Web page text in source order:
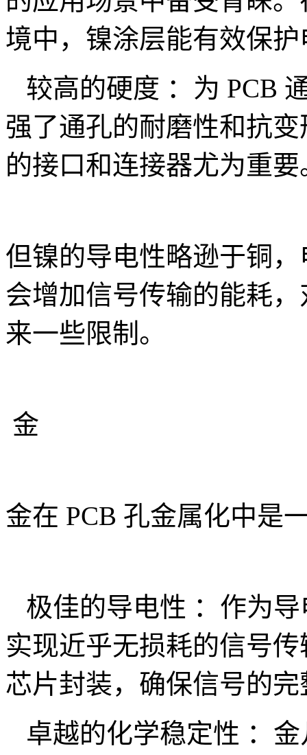
境中，镍涂层能有效保
较高的硬度 ：为 PCB
强了通孔的耐磨性和抗
的接口和连接器尤为重要
但镍的导电性略逊于铜
会增加信号传输的能耗
来一些限制。
金
金在 PCB 孔金属化中是
极佳的导电性 ：作为
实现近乎无损耗的信号
芯片封装，确保信号的
卓越的化学稳定性 ：